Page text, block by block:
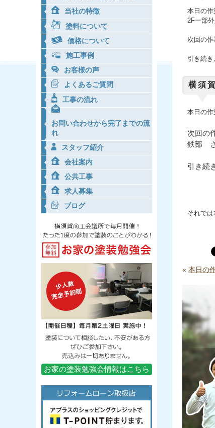
本日の作
2F一部
次回の
引き続き
横須
本日の作
次回の
鉄部 さ
引き続
それで
« 本日の
当社の特徴
塗料について
価格について
施工事例
お客様の声
よくあるご質問
工事の流れ
お問い合わせから完了までの流
れ
スタッフ紹介
会社案内
公共工事
求人募集
ブログ
お家の塗装勉強会情報はこちら